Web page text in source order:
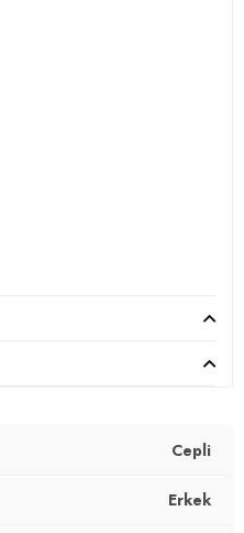
: 91 cm / Bel : 78 cm / Basen :
: 91 cm / Bel : 78 cm
Cepli
Erkek